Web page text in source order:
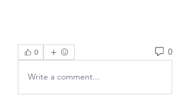
0 0
Write a comment...